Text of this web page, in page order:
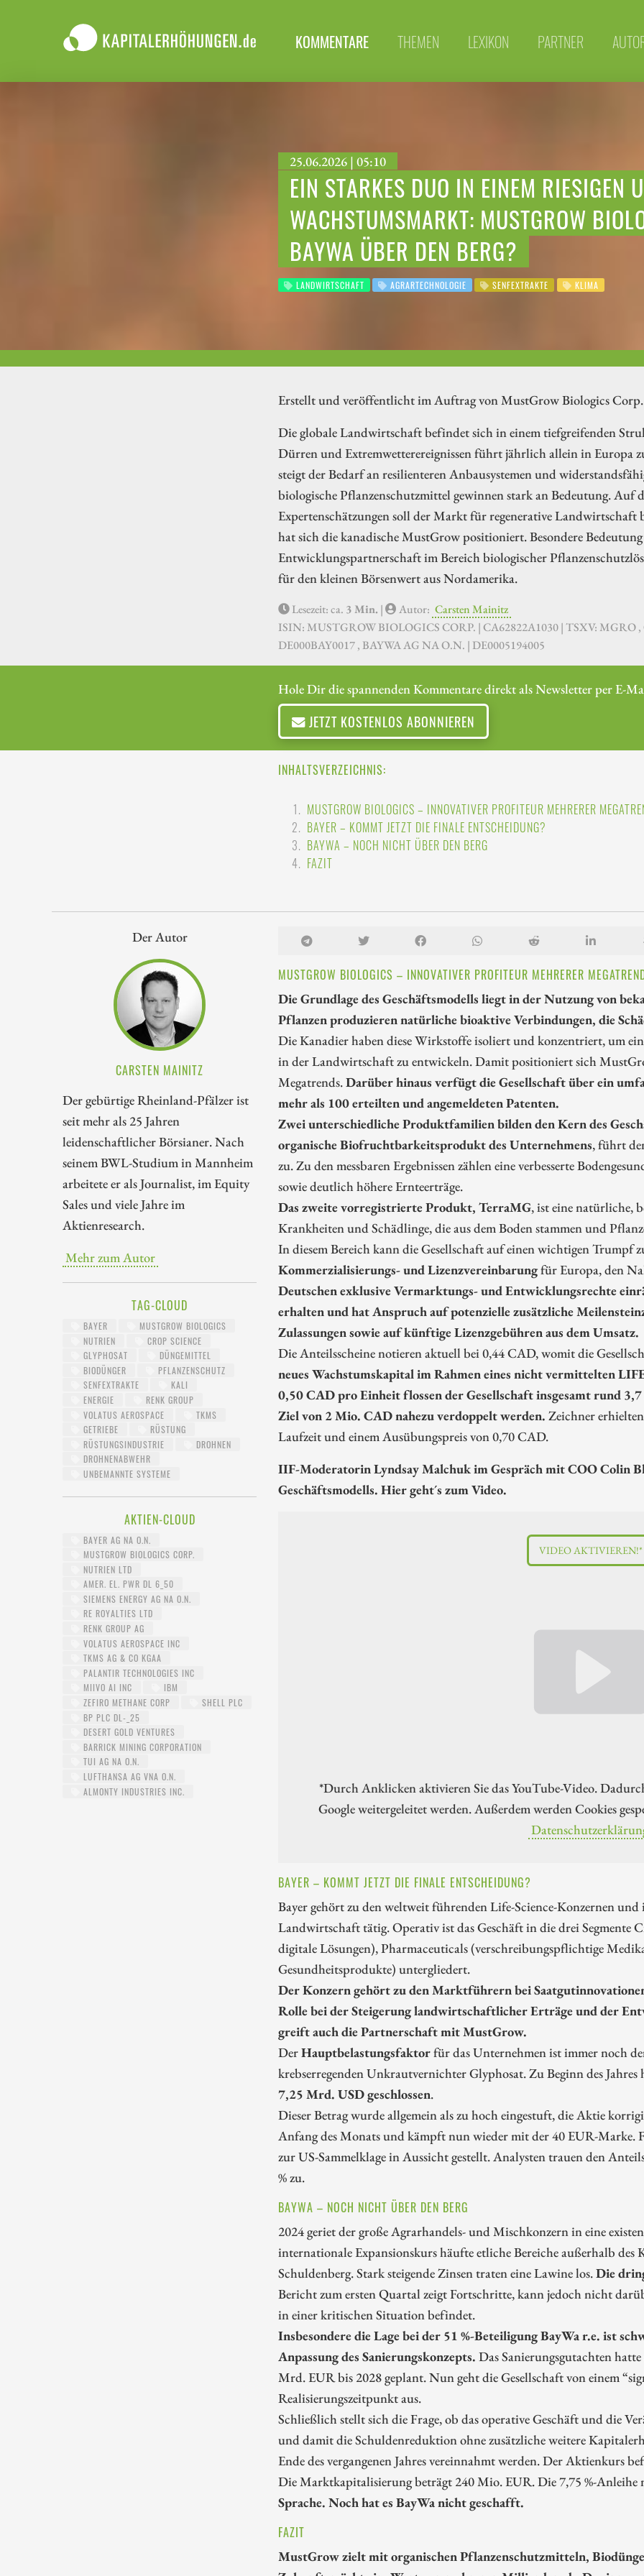
KOMMENTARE THEMEN LEXIKON PARTNER
25.06.2026 | 05:10
EIN STARKES DUO IN EINEM RIESIGEN
WACHSTUMSMARKT: MUSTGROW
BAYWA ÜBER DEN BERG?
LANDWIRTSCHAFT AGRARTECHNOLOGIE SENFEXTRAKTE KLIMA
Erstellt und veröffentlicht im Auftrag von MustGrow Biologics Corp.
Die globale Landwirtschaft befindet sich in einem tiefgreifenden
Dürren und Extremwetterereignissen führt jährlich allein in Europa
steigt der Bedarf an resilienteren Anbausystemen und
biologische Pflanzenschutzmittel gewinnen stark an Bedeutung. Auf
Expertenschätzungen soll der Markt für regenerative
hat sich die kanadische MustGrow positioniert. Besondere
Entwicklungspartnerschaft im Bereich biologischer
für den kleinen Börsenwert aus Nordamerika.
Lesezeit: ca. 3 Min. | Autor: Carsten Mainitz
ISIN: MUSTGROW BIOLOGICS CORP. | CA62822A1030 | TSXV: MGRO
DE000BAY0017 , BAYWA AG NA O.N. | DE0005194005
Hole Dir die spannenden Kommentare direkt als Newsletter per E-
JETZT KOSTENLOS ABONNIEREN
INHALTSVERZEICHNIS:
MUSTGROW BIOLOGICS – INNOVATIVER PROFITEUR MEHRERER
BAYER – KOMMT JETZT DIE FINALE ENTSCHEIDUNG?
BAYWA – NOCH NICHT ÜBER DEN BERG
FAZIT
Der Autor
CARSTEN MAINITZ
Der gebürtige Rheinland-Pfälzer ist
seit mehr als 25 Jahren
leidenschaftlicher Börsianer. Nach
seinem BWL-Studium in Mannheim
arbeitete er als Journalist, im Equity
Sales und viele Jahre im
Aktienresearch.
Mehr zum Autor
TAG-CLOUD
BAYER
MUSTGROW BIOLOGICS
NUTRIEN
CROP SCIENCE
GLYPHOSAT
DÜNGEMITTEL
BIODÜNGER
PFLANZENSCHUTZ
SENFEXTRAKTE
KALI
ENERGIE
RENK GROUP
VOLATUS AEROSPACE
TKMS
GETRIEBE
RÜSTUNG
RÜSTUNGSINDUSTRIE
DROHNEN
DROHNENABWEHR
UNBEMANNTE SYSTEME
AKTIEN-CLOUD
BAYER AG NA O.N.
MUSTGROW BIOLOGICS CORP.
NUTRIEN LTD
AMER. EL. PWR DL 6_50
SIEMENS ENERGY AG NA O.N.
RE ROYALTIES LTD
RENK GROUP AG
VOLATUS AEROSPACE INC
TKMS AG & CO KGAA
PALANTIR TECHNOLOGIES INC
MIIVO AI INC
IBM
ZEFIRO METHANE CORP
SHELL PLC
BP PLC DL-_25
DESERT GOLD VENTURES
BARRICK MINING CORPORATION
TUI AG NA O.N.
LUFTHANSA AG VNA O.N.
ALMONTY INDUSTRIES INC.
MUSTGROW BIOLOGICS – INNOVATIVER PROFITEUR MEHRERER
Die Grundlage des Geschäftsmodells liegt in der Nutzung von
Pflanzen produzieren natürliche bioaktive Verbindungen, die
Die Kanadier haben diese Wirkstoffe isoliert und konzentriert, um
in der Landwirtschaft zu entwickeln. Damit positioniert sich
Megatrends.Darüber hinaus verfügt die Gesellschaft über ein
mehr als 100 erteilten und angemeldeten Patenten.
Zwei unterschiedliche Produktfamilien bilden den Kern des
organische Biofruchtbarkeitsprodukt des Unternehmens, führt
zu. Zu den messbaren Ergebnissen zählen eine verbesserte
sowie deutlich höhere Ernteerträge.
Das zweite vorregistrierte Produkt, TerraMG, ist eine natürliche,
Krankheiten und Schädlinge, die aus dem Boden stammen und
In diesem Bereich kann die Gesellschaft auf einen wichtigen Trumpf
Kommerzialisierungs- und Lizenzvereinbarungfür Europa, den
Deutschen exklusive Vermarktungs- und Entwicklungsrechte
erhalten und hat Anspruch auf potenzielle zusätzliche
Zulassungen sowie auf künftige Lizenzgebühren aus dem Umsatz.
Die Anteilsscheine notieren aktuell bei 0,44 CAD, womit die
neues Wachstumskapital im Rahmen eines nicht vermittelten
0,50 CAD pro Einheit flossen der Gesellschaft insgesamt rund
Ziel von 2 Mio. CAD nahezu verdoppelt werden. Zeichner
Laufzeit und einem Ausübungspreis von 0,70 CAD.
IIF-Moderatorin Lyndsay Malchuk im Gespräch mit COO Colin
Geschäftsmodells. Hier geht´s zum Video.
VIDEO AKTIVIEREN!*
*Durch Anklicken aktivieren Sie das YouTube-Video.
Google weitergeleitet werden. Außerdem werden Cookies
BAYER – KOMMT JETZT DIE FINALE ENTSCHEIDUNG?
Bayer gehört zu den weltweit führenden Life-Science-Konzernen
Landwirtschaft tätig. Operativ ist das Geschäft in die drei Segmente
digitale Lösungen), Pharmaceuticals (verschreibungspflichtige
Gesundheitsprodukte) untergliedert.
Der Konzern gehört zu den Marktführern bei
Rolle bei der Steigerung landwirtschaftlicher Erträge und der
greift auch die Partnerschaft mit MustGrow.
DerHauptbelastungsfaktorfür das Unternehmen ist immer noch
krebserregenden Unkrautvernichter Glyphosat. Zu Beginn des Jahres
7,25 Mrd. USD geschlossen.
Dieser Betrag wurde allgemein als zu hoch eingestuft, die Aktie
Anfang des Monats und kämpft nun wieder mit der 40 EUR-Marke.
zur US-Sammelklage in Aussicht gestellt. Analysten trauen den
% zu.
BAYWA – NOCH NICHT ÜBER DEN BERG
2024 geriet der große Agrarhandels- und Mischkonzern in eine
internationale Expansionskurs häufte etliche Bereiche außerhalb des
Schuldenberg. Stark steigende Zinsen traten eine Lawine los.Die
Bericht zum ersten Quartal zeigt Fortschritte, kann jedoch nicht
in einer kritischen Situation befindet.
Insbesondere die Lage bei der 51 %-Beteiligung BayWa r.e. ist
Anpassung des Sanierungskonzepts. Das Sanierungsgutachten
Mrd. EUR bis 2028 geplant. Nun geht die Gesellschaft von einem
Realisierungszeitpunkt aus.
Schließlich stellt sich die Frage, ob das operative Geschäft und die
und damit die Schuldenreduktion ohne zusätzliche weitere
Ende des vergangenen Jahres vereinnahmt werden. Der Aktienkurs
Die Marktkapitalisierung beträgt 240 Mio. EUR. Die 7,75 %-Anleihe
Sprache. Noch hat es BayWa nicht geschafft.
FAZIT
MustGrow zielt mit organischen Pflanzenschutzmitteln,